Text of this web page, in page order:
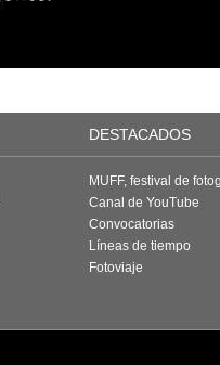
DESTACADOS
MUFF, festival de
Canal de YouTube
Convocatorias
Líneas de tiempo
Fotoviaje